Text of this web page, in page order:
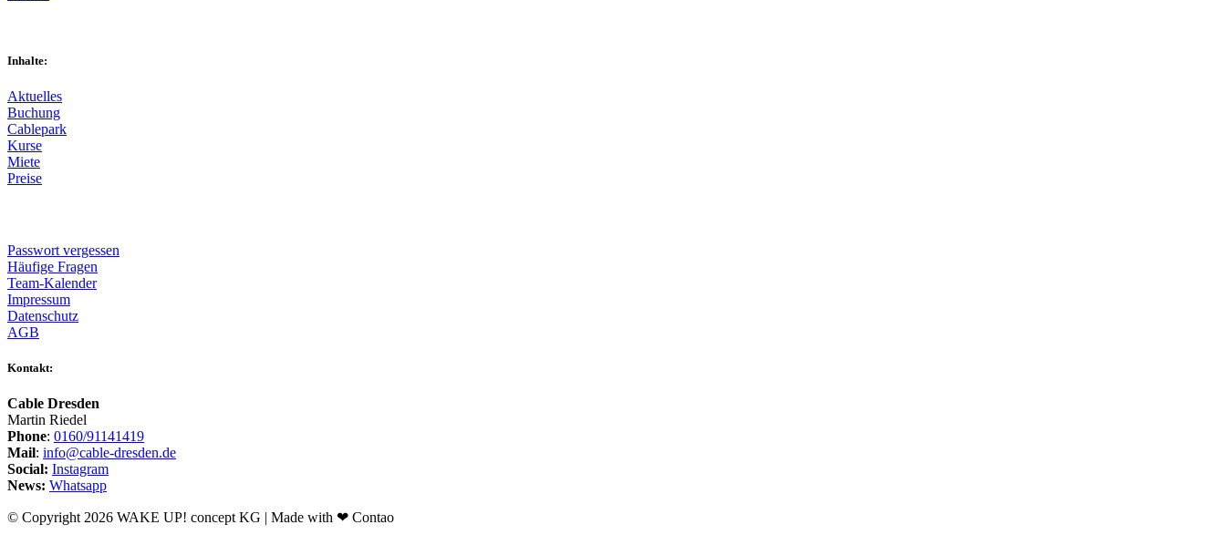
Inhalte:
Aktuelles
Buchung
Cablepark
Kurse
Miete
Preise
Passwort vergessen
Häufige Fragen
Team-Kalender
Impressum
Datenschutz
AGB
Kontakt:
Cable Dresden
Martin Riedel
Phone: 0160/91141419
Mail: info@cable-dresden.de
Social: Instagram
News: Whatsapp
© Copyright 2026 WAKE UP! concept KG | Made with ❤ Contao